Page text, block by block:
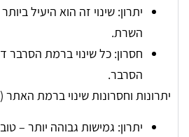
יתרון: שינוי זה הוא היעיל
השרת.
חסרון: כל שינוי ברמת הסרבר
הסרבר.
יתרונות וחסרונות שינוי ברמת האתר (htaccess):
יתרון: גמישות גבוהה יותר –